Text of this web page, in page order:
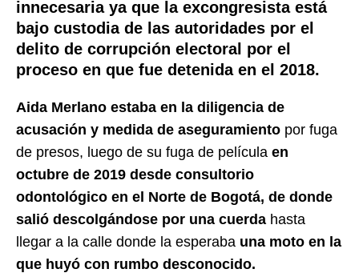
innecesaria ya que la excongresista está
bajo custodia de las autoridades por el
delito de corrupción electoral por el
proceso en que fue detenida en el 2018.
Aida Merlano estaba en la diligencia de
acusación y medida de aseguramiento por fuga
de presos, luego de su fuga de película en
octubre de 2019 desde consultorio
odontológico en el Norte de Bogotá, de donde
salió descolgándose por una cuerda hasta
llegar a la calle donde la esperaba una moto en la
que huyó con rumbo desconocido.